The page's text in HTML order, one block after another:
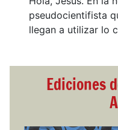
pseudocientifista
llegan a utilizar lo
Ediciones